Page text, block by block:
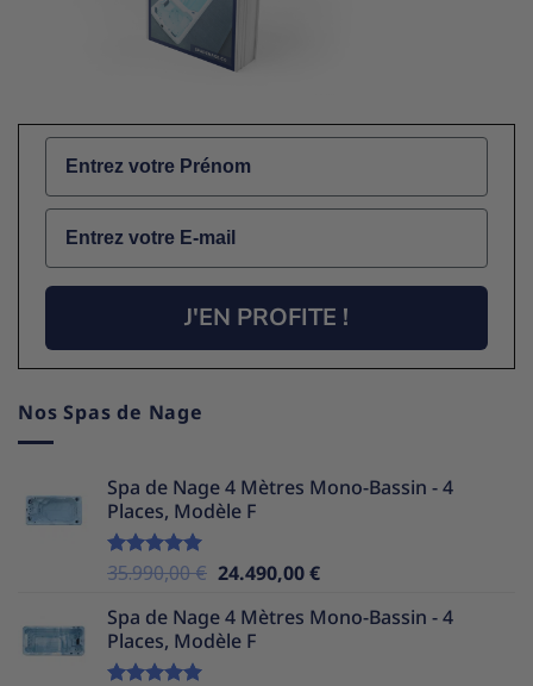
Name
Email
J'EN PROFITE !
Nos Spas de Nage
Spa de Nage 4 Mètres Mono-Bassin - 4
Places, Modèle F
Note5.00
35.990,00€ Le
initial
était :
24.490,00€Le
actuel
Spa de Nage 4 Mètres Mono-Bassin - 4
Places, Modèle F